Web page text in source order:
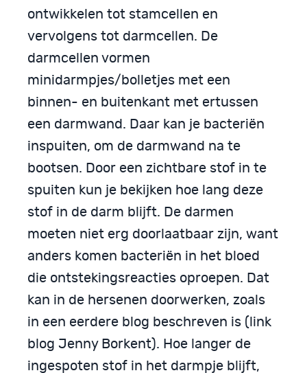
ontwikkelen tot stamcellen en
vervolgens tot darmcellen. De
darmcellen vormen
minidarmpjes/bolletjes met een
binnen- en buitenkant met ertussen
een darmwand. Daar kan je bacteriën
inspuiten, om de darmwand na te
bootsen. Door een zichtbare stof in te
spuiten kun je bekijken hoe lang deze
stof in de darm blijft. De darmen
moeten niet erg doorlaatbaar zijn, want
anders komen bacteriën in het bloed
die ontstekingsreacties oproepen. Dat
kan in de hersenen doorwerken, zoals
in een eerdere blog beschreven is (link
blog Jenny Borkent). Hoe langer de
ingespoten stof in het darmpje blijft,